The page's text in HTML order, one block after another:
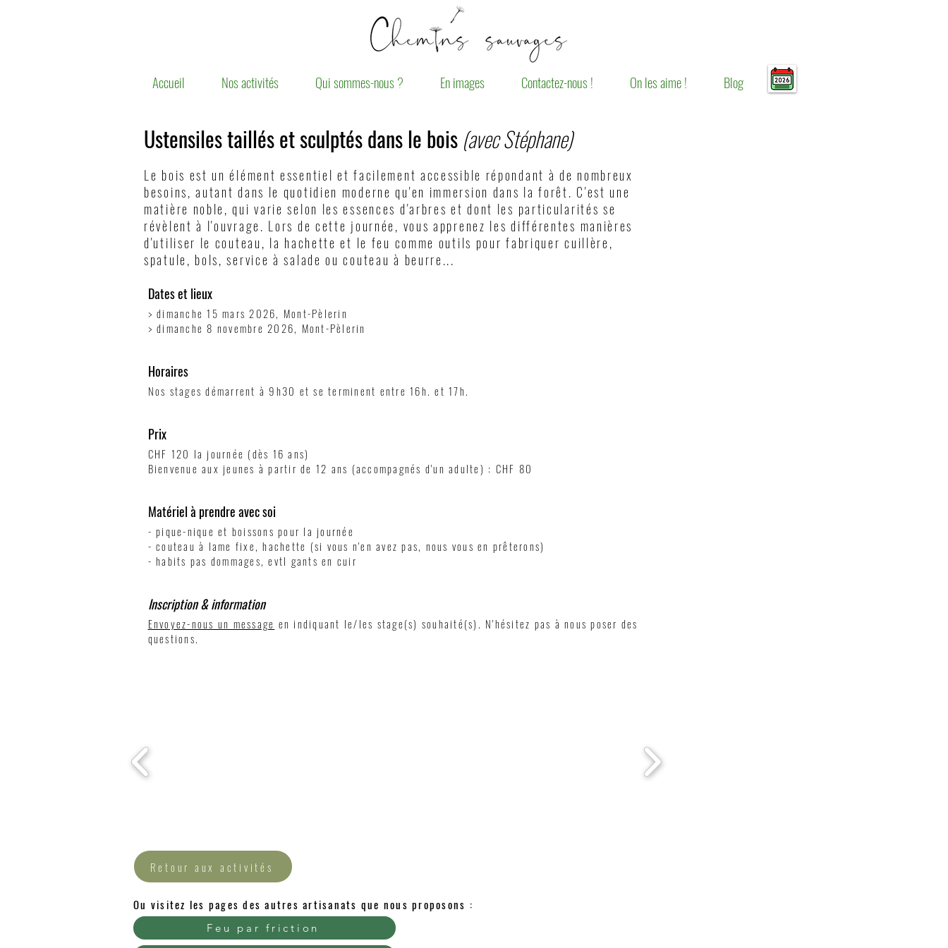
Accueil Nos activités Qui sommes-nous ? En images Contactez-nous ! On les aime ! Blog
Ustensiles taillés et sculptés dans le bois (avec Stéphane)
Le bois est un élément essentiel et facilement accessible répondant à de nombreux
besoins, autant dans le quotidien moderne qu'en immersion dans la forêt. C'est une
matière noble, qui varie selon les essences d'arbres et dont les particularités se
révèlent à l'ouvrage. Lors de cette journée, vous apprenez les différentes manières
d'utiliser le couteau, la hachette et le feu comme outils pour fabriquer cuillère,
spatule, bols, service à salade ou couteau à beurre...
Dates et lieux
> dimanche 15 mars 2026, Mont-Pèlerin
> dimanche 8 novembre 2026, Mont-Pèlerin
Horaires
Nos stages démarrent à 9h30 et se terminent entre 16h. et 17h.
Prix
CHF 120 la journée (dès 16 ans)
Bienvenue aux jeunes à partir de 12 ans (accompagnés d'un adulte) : CHF 80
Matériel à prendre avec soi
- pique-nique et boissons pour la journée
- couteau à lame fixe, hachette (si vous n'en avez pas, nous vous en prêterons)
- habits pas dommages, evtl gants en cuir
Inscription & information
Envoyez-nous un message en indiquant le/les stage(s) souhaité(s). N'hésitez pas à nous poser des
questions.
Retour aux activités
Ou visitez les pages des autres artisanats que nous proposons :
Feu par friction